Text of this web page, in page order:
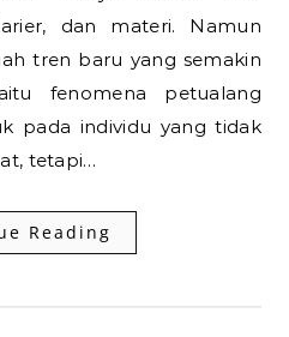
dan materi. Namun
tren baru yang semakin
fenomena petualang
pada individu yang tidak
tetapi…
Reading